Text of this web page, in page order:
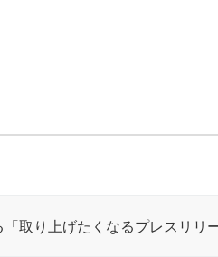
取り上げたくなるプレスリリー